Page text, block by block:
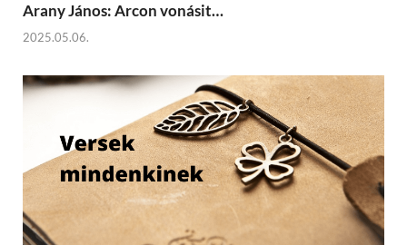
Arany János: Arcon vonásit…
2025.05.06.